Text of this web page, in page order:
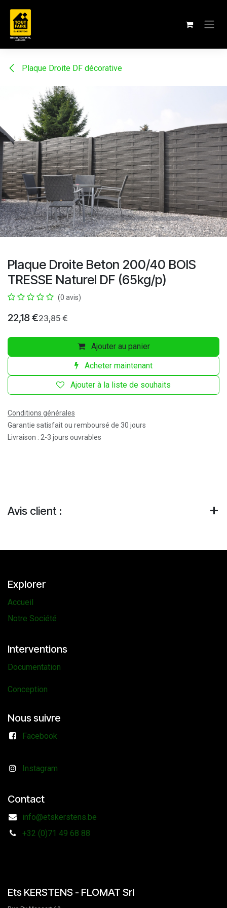
Plaque Droite DF décorative
Plaque Droite Beton 200/40 BOIS
TRESSE Naturel DF (65kg/p)
(0 avis)
22,18€23,85€
Ajouter au panier
Acheter maintenant
Ajouter à la liste de souhaits
Conditions générales
Garantie satisfait ou remboursé de 30 jours
Livraison : 2-3 jours ouvrables
Avis client :
Explorer
Accueil
Notre Société
Interventions
Documentation
Conception
Nous suivre
Facebook
Instagram
Contact
info@etskerstens.be
+32 (0)71 49 68 88
Ets KERSTENS - FLOMAT Srl